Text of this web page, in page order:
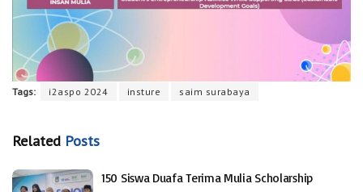
Tags: i2aspo 2024 insture saim surabaya
Related Posts
150 Siswa Duafa Terima Mulia Scholarship